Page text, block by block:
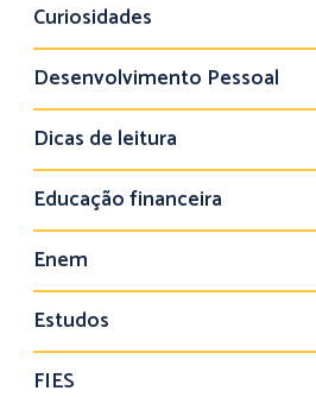
Curiosidades
Desenvolvimento Pessoal
Dicas de leitura
Educação financeira
Enem
Estudos
FIES